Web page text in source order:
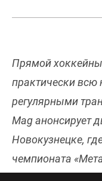
Прямой
практически всю
регулярными
Mag анонсирует
Новокузнецке,
чемпионата